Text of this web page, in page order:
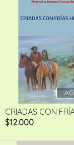
CRIADAS CON
$12.000